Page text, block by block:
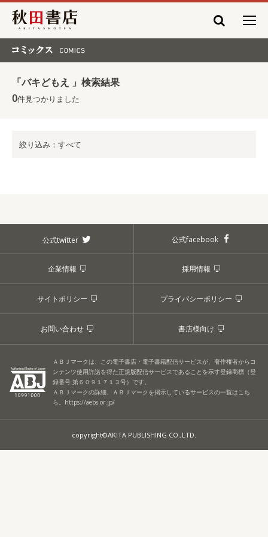
秋田書店
「バキどもえ 」検索結果
0件見つかりました
絞り込み：すべて
公式twitter 公式facebook
企業情報 採用情報
サイトポリシー プライバシーポリシー
お問い合わせ 書店様向け
ＡＢＪマークは、この電子書店・電子書籍配信サービスが、著作権者からコ
ンテンツ使用許諾を得た正規版配信サービスであることを示す登録商標（登
録番号 第６０９１７１３号）です。
ＡＢＪマークの詳細、ＡＢＪマークを掲示しているサービスの一覧はこち
ら。 https://aebs.or.jp/
copyright©AKITA PUBLISHING CO.,LTD.